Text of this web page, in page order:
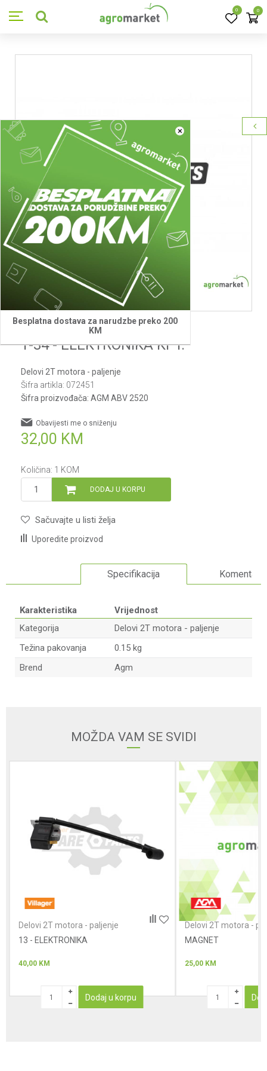
0 0
×
Besplatna dostava za narudzbe preko 200
KM
Agm
1-34 - ELEKTRONIKA KPT.
Delovi 2T motora - paljenje
Šifra artikla: 072451
Šifra proizvođača: AGM ABV 2520
32,00 KM
Obavijesti me o sniženju
Količina: 1 KOM
DODAJ U KORPU
Sačuvajte u listi želja
Uporedite proizvod
Specifikacija Komentari
Karakteristika
Vrijednost
Kategorija
Delovi 2T motora - paljenje
Težina pakovanja
0.15 kg
Brend
Agm
MOŽDA VAM SE SVIDI
Delovi 2T motora - paljenje
13 - ELEKTRONIKA
40,00 KM
Dodaj u korpu
Delovi 2T motora -
MAGNET
25,00 KM